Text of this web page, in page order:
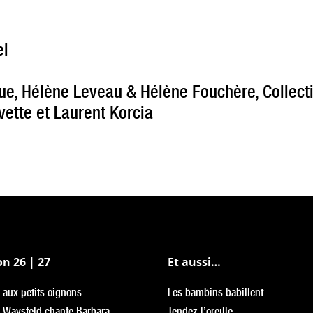
Hélène Leveau & Hélène Fouchère,
et Laurent Korcia
26 | 27
aux petits oignons
Et aussi…
Les bambins babillent